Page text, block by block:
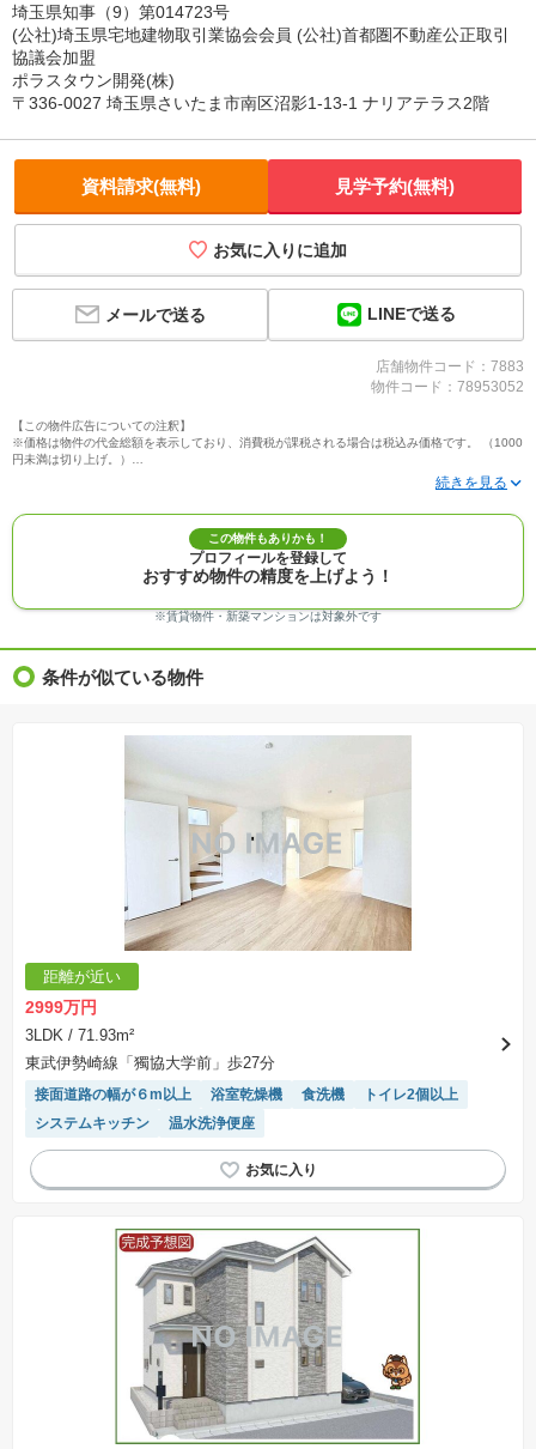
埼玉県知事（9）第014723号
(公社)埼玉県宅地建物取引業協会会員 (公社)首都圏不動産公正取引
協議会加盟
ポラスタウン開発(株)
〒336-0027 埼玉県さいたま市南区沼影1-13-1 ナリアテラス2階
資料請求(無料) 見学予約(無料)
お気に入りに追加
メールで送る LINEで送る
店舗物件コード：7883
物件コード：78953052
【この物件広告についての注釈】
※価格は物件の代金総額を表示しており、消費税が課税される場合は税込み価格です。 （1000
円未満は切り上げ。）
※写真に写っている、またはパース（絵）や間取り図に描かれている家具や車などは、特にコ
※建築条件付き土地価格には、建物価格は含まれません。
※物件情報は、原則として情報提供日の２日前に最終確認した情報です。
※完成予想図はいずれも外構、植栽、外観等実際のものとは多少異なることがあります。
※モデルルーム・モデルハウス・展示場・ショールームの画像の場合、今回販売の物件と異な
※ＣＧ合成の画像の場合、実際とは多少異なる場合があります。
※物件特徴：販売戸数が複数の物件は、全ての住戸に該当しない項目もあります。
※価格更新：物件価格が変更された日から１週間表示されます。
※建築条件土地の情報内に掲載されている、建物プラン例は、土地購入者の設計プランの参考
※土地（建築条件なし）で「建物プラン例」が表記してある時、そのプラン例は特定の建築請
負会社によるもので、当該建築請負会社以外で建てた場合、同様のものが同価格で建てられる
とは限りません。また建築請負会社を特定するものではありません。
※建築条件付き土地とは、その土地に建築する建物の建築請負契約が、一定期間内に成立する
ことを条件として売買される土地のことをいいます。建築請負契約成立に向けて設計プランを
協議するため、土地購入者が自己の希望する建物の設計協議をするために必要な相当の期間の
交渉期間が設定され、その期間内で希望を満たすプランが実現できたかどうかにより結論を出
します。なお、この期間は概ね3ヶ月程度とされています。納得のいくプランが出来ず、建築請
負契約が成立しない場合、土地売買契約は白紙に戻り、土地契約にかかった代金（土地代金、
手付金など）は名目のいかんに関わらず、全て返却されます。
※課税対象物件の「価格」や「費用等」は消費税込みの「総額表示」で統一しています。
※「本体価格」とは、課税対象物件においては「消費税を除いた建物価格」と「土地価格」の
合計額を指します。
表示されておりません。
※取引にかかる費用：物件の契約手続き、決済、引き渡し時にかかる費用を表示しています。
不動産会社によって表記有無が異なるため、ご自身で十分な確認をしていただくようにお願い
いたします。
場合があります。
この物件もありかも！
プロフィールを登録して
おすすめ物件の精度を上げよう！
※賃貸物件・新築マンションは対象外です
条件が似ている物件
距離が近い
2999万円
3LDK / 71.93m²
東武伊勢崎線「獨協大学前」歩27分
接面道路の幅が６m以上 浴室乾燥機 食洗機
トイレ2個以上
システムキッチン
温水洗浄便座